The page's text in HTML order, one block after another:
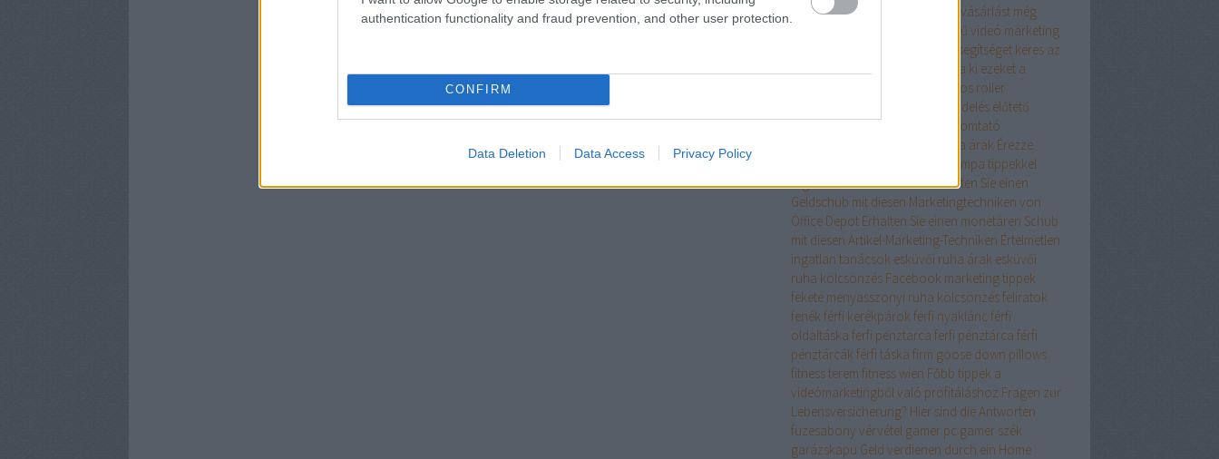
authentication functionality and fraud prevention, and other user protection.
CONFIRM
Data Deletion Data Access Privacy Policy
Egyszerű tanácsaink az online vásárlást még
Egyszerű videó marketing
Egy kis segítséget keres az
Internet Marketingben? Próbálja ki ezeket a
elektromos roller
élelmiszer rendelés előtető
emelő toló erkélyajtó
epson nyomtató
ereszcsatorna árak Érezze
magát profinak ezekkel a Netlámpa tippekkel
ergonomikus iskolatáskaErhalten Sie einen
Geldschub mit diesen Marketingtechniken von
Office Depot Erhalten Sie einen monetären Schub
mit diesen Artikel-Marketing-Techniken Értelmetlen
ingatlan tanácsok esküvői ruha árak esküvői
ruha kölcsönzés Facebook marketing tippek
fekete menyasszonyi ruha kölcsönzésfeliratok
fenék férfi kerékpárok férfi nyaklánc férfi
oldaltáska ferfi penztarca ferfi pénztárca férfi
pénztárcák férfi táska firm goose down pillows
fitness terem fitness wien Főbb tippek a
videómarketingből való profitáláshoz Fragen zur
Lebensversicherung? Hier sind die Antworten
füzesabony vérvétel gamer pc gamer szék
garázskapu Geld verdienen durch ein Home